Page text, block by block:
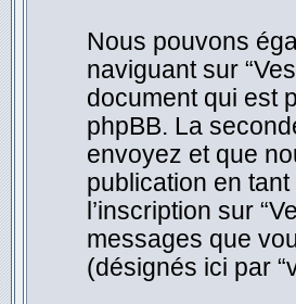
Nous pouvons
naviguant sur
document qui est
phpBB. La
envoyez et que
publication en tant
l’inscription sur
messages que
(désignés ici par